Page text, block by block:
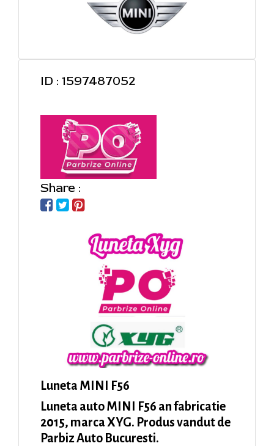
ID : 1597487052
Share :
Luneta MINI F56
Luneta auto MINI F56 an fabricatie
2015, marca XYG. Produs vandut de
Parbiz Auto Bucuresti.